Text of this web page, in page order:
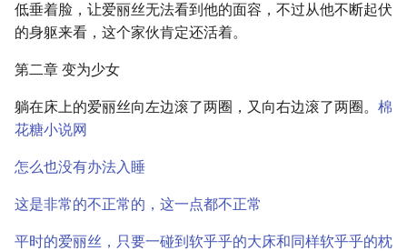
低垂着脸，让爱丽丝无法看到他的面容，不过从他不断起伏
的身躯来看，这个家伙肯定还活着。
第二章 变为少女
躺在床上的爱丽丝向左边滚了两圈，又向右边滚了两圈。 棉
花糖小说网
怎么也没有办法入睡
这是非常的不正常的，这一点都不正常
平时的爱丽丝，只要一碰到软乎乎的大床和同样软乎乎的枕